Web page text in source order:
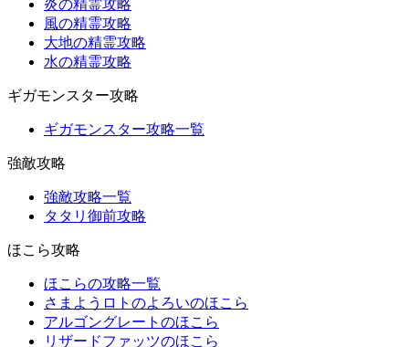
炎の精霊攻略
風の精霊攻略
大地の精霊攻略
水の精霊攻略
ギガモンスター攻略
ギガモンスター攻略一覧
強敵攻略
強敵攻略一覧
タタリ御前攻略
ほこら攻略
ほこらの攻略一覧
さまようロトのよろいのほこら
アルゴングレートのほこら
リザードファッツのほこら